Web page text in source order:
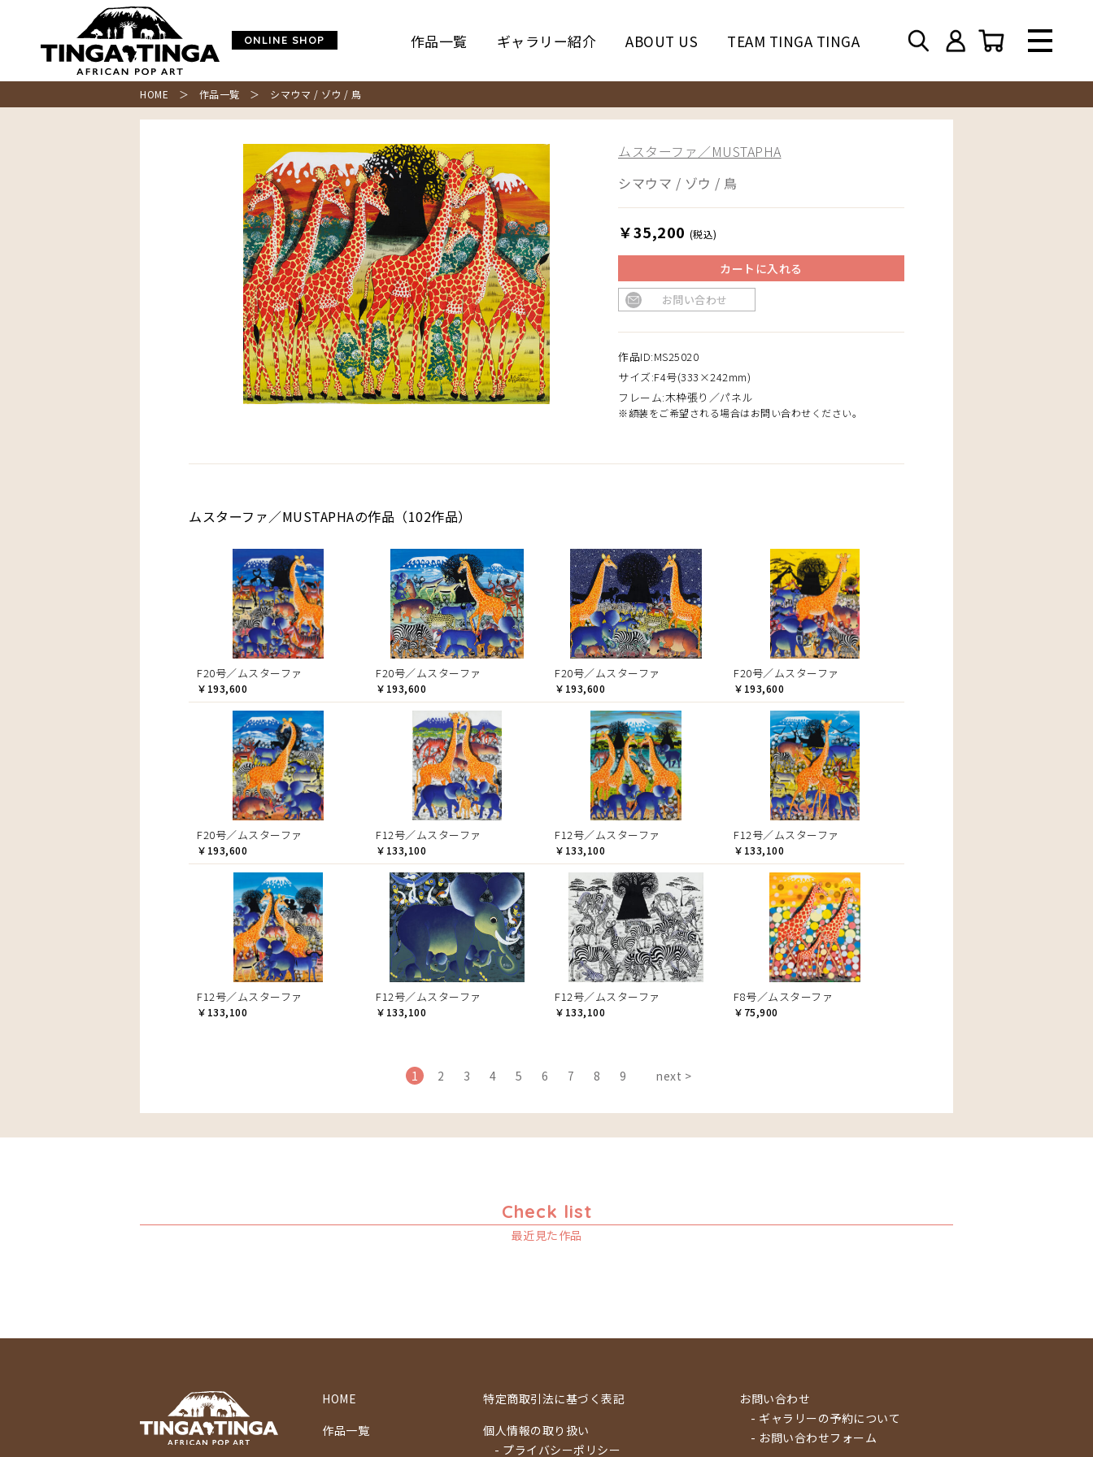
ONLINE SHOP 作品一覧 ギャラリー紹介 ABOUT US TEAM TINGA TINGA
HOME ＞ 作品一覧 ＞ シマウマ / ゾウ / 鳥
ムスターファ／MUSTAPHA
シマウマ / ゾウ / 鳥
￥35,200 (税込)
カートに入れる
お問い合わせ
作品ID:MS25020
サイズ:F4号(333×242mm)
フレーム:木枠張り／パネル
※額装をご希望される場合はお問い合わせください。
ムスターファ／MUSTAPHAの作品（102作品）
F20号／ムスターファ
￥193,600
F20号／ムスターファ
￥193,600
F20号／ムスターファ
￥193,600
F20号／ムスターファ
￥193,600
F20号／ムスターファ
￥193,600
F12号／ムスターファ
￥133,100
F12号／ムスターファ
￥133,100
F12号／ムスターファ
￥133,100
F12号／ムスターファ
￥133,100
F12号／ムスターファ
￥133,100
F12号／ムスターファ
￥133,100
F8号／ムスターファ
￥75,900
1 2 3 4 5 6 7 8 9 next >
Check list
最近見た作品
HOME
作品一覧
特定商取引法に基づく表記
個人情報の取り扱い
- プライバシーポリシー
お問い合わせ
- ギャラリーの予約について
- お問い合わせフォーム